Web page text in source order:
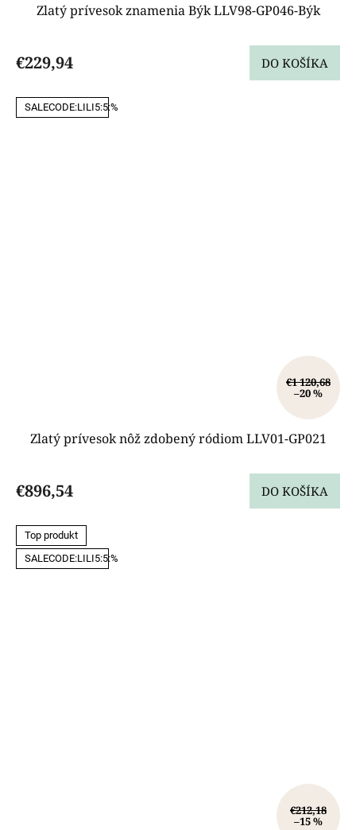
Zlatý prívesok znamenia Býk LLV98-GP046-Býk
€229,94 DO KOŠÍKA
SALECODE:LILI5:5:%
€1 120,68
–20 %
Zlatý prívesok nôž zdobený ródiom LLV01-GP021
€896,54 DO KOŠÍKA
Top produkt
SALECODE:LILI5:5:%
€212,18
–15 %